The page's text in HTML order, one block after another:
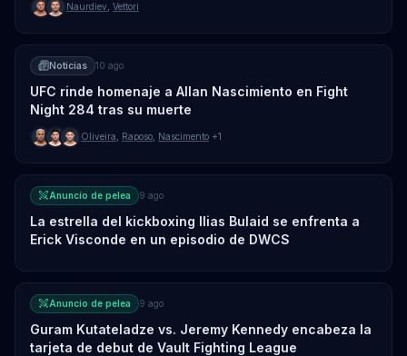
Naurdiev Vettori
Noticias 10 ago
UFC rinde homenaje a Allan Nascimiento en Fight
Night 284 tras su muerte
Oliveira Raposo Nascimento +1
Anuncio de pelea 9 ago
La estrella del kickboxing Ilias Bulaid se enfrenta a
Erick Visconde en un episodio de DWCS
Anuncio de pelea 9 ago
Guram Kutateladze vs. Jeremy Kennedy encabeza la
tarjeta de debut de Vault Fighting League